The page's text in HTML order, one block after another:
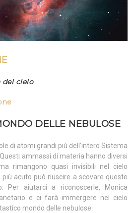
del cielo
DELLE NEBULOSE
di atomi grandi più dell’intero Sistema
ammassi di materia hanno diversi
rimangono quasi invisibili nel cielo
acuto può riuscire a scovare queste
Per aiutarci a riconoscerle, Monica
e ci farà immergere nel cielo
mondo delle nebulose.